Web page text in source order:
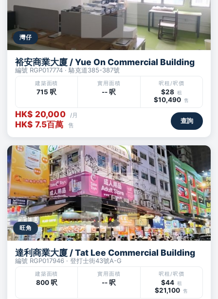
灣仔
裕安商業大廈 / Yue On Commercial Building
編號 RGP017774 · 駱克道385-387號
建築面積
715 呎
實用面積
-- 呎
呎租/呎價
$28 租
$10,490 售
HK$ 20,000 /月
HK$ 7.5百萬 售
查詢
旺角
達利商業大廈 / Tat Lee Commercial Building
編號 RGP017946 · 登打士街43號A-G
建築面積
800 呎
實用面積
-- 呎
呎租/呎價
$44 租
$21,100 售